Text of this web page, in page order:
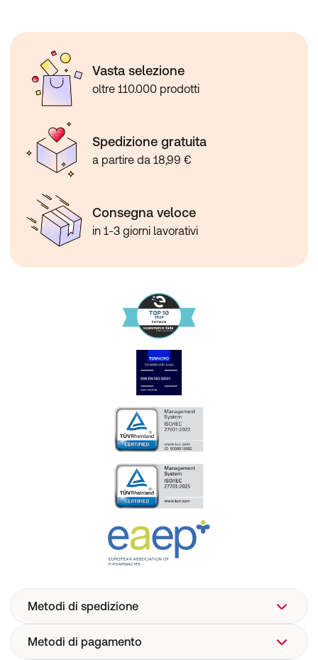
Non superare la dose consigliata.
Gli integratori non vanno intesi come sostituto di una
dieta variata, equilibrata e di un sano stile di vita.
assunzione si consiglia di consultare il medico.
Il prodotto non va utilizzato in gravidanza e in caso di
disfunzioni o malattie epatiche.
30 compresse.
Vasta selezione
oltre 110.000 prodotti
Spedizione gratuita
a partire da 18,99 €
Consegna veloce
in 1-3 giorni lavorativi
Metodi di spedizione
Metodi di pagamento